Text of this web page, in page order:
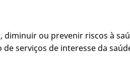
diminuir ou prevenir riscos à
serviços de interesse da